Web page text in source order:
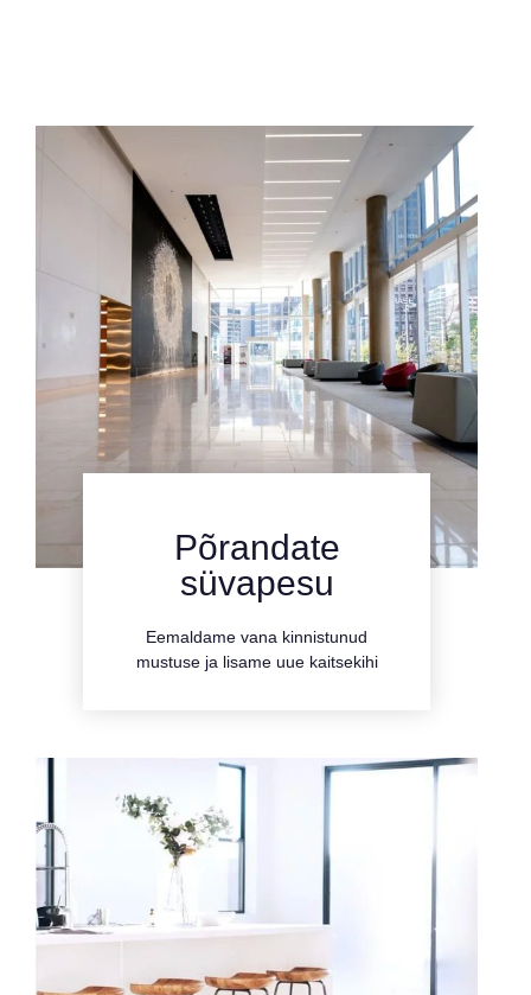
Põrandate
süvapesu
Eemaldame vana kinnistunud
mustuse ja lisame uue kaitsekihi
Tutvu
teenusega
kliki siia